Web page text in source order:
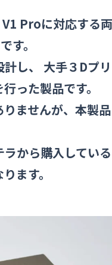
Proに対応する両
す。
し、 大手３Dプリ
った製品です。
ませんが、本製品
から購入している
ます。